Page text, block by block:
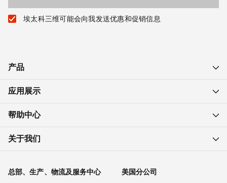
埃太科三维可能会向我发送优惠和促销信息
产品
应用展示
帮助中心
关于我们
总部、生产、物流及服务中心
美国分公司